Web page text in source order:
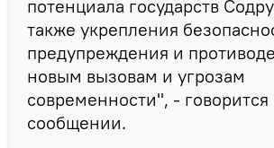
потенциала государств
также укрепления
предупреждения и
новым вызовам и угрозам
современности", - говорится
сообщении.